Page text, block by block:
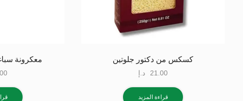
كسكس من دكتور جلوتين
21.00 د.إ
قراءة المزيد
معكرونة